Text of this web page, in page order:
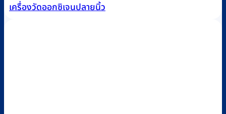
เครื่องวัดออกซิเจนปลายนิ้ว